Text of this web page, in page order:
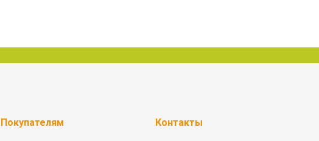
Покупателям Контакты